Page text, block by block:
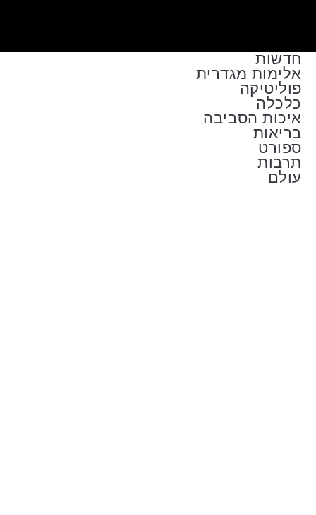
חדשות
אלימות מגדרית
פוליטיקה
כלכלה
איכות הסביבה
בריאות
ספורט
תרבות
עולם